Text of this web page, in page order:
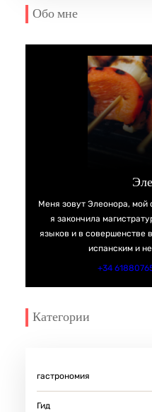
Обо мне
Меня зовут Элеонора, мой
я закончила
языков и в совершенстве
испанским и
+34
Категории
гастрономия
Гид